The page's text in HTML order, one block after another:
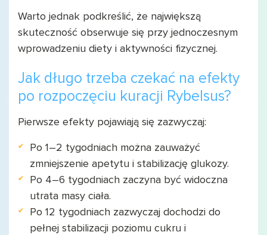
Warto jednak podkreślić, że największą
skuteczność obserwuje się przy jednoczesnym
wprowadzeniu diety i aktywności fizycznej.
Jak długo trzeba czekać na efekty
po rozpoczęciu kuracji Rybelsus?
Pierwsze efekty pojawiają się zazwyczaj:
Po 1–2 tygodniach można zauważyć
zmniejszenie apetytu i stabilizację glukozy.
Po 4–6 tygodniach zaczyna być widoczna
utrata masy ciała.
Po 12 tygodniach zazwyczaj dochodzi do
pełnej stabilizacji poziomu cukru i